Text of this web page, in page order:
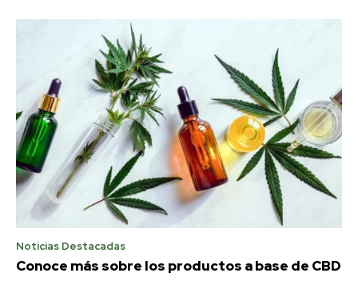
Noticias Destacadas
Conoce más sobre los productos a base de CBD